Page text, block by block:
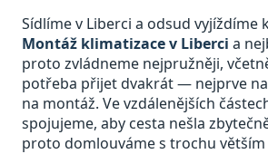
Sídlíme v Liberci a odsud vyjíždíme
Montáž klimatizace v Liberci a
proto zvládneme nejpružněji,
potřeba přijet dvakrát — nejprve
na montáž. Ve vzdálenějších
spojujeme, aby cesta nešla
proto domlouváme s trochu